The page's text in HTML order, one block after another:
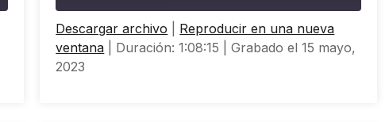
FEED RSS
COMPARTIR
Descargar archivo
Reproducir en una nueva
ventana
Duración: 1:08:15 |Grabado el 15 mayo,
2023